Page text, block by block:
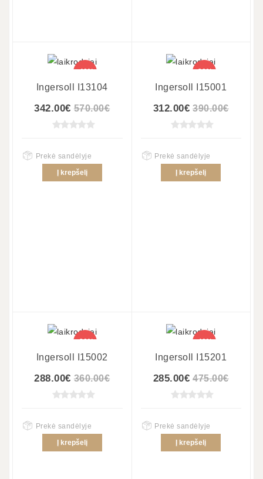
-40%
Ingersoll I13104
342.00€ 570.00€
Prekė sandėlyje
Į krepšelį
-20%
Ingersoll I15001
312.00€ 390.00€
Prekė sandėlyje
Į krepšelį
-20%
Ingersoll I15002
288.00€ 360.00€
Prekė sandėlyje
Į krepšelį
-40%
Ingersoll I15201
285.00€ 475.00€
Prekė sandėlyje
Į krepšelį